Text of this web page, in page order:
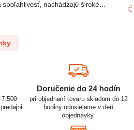
spoľahlivosť, nachádzajú široké
ich delenia, označovania a
k ich efektívnemu a bezpečnému
Doručenie do 24 hodín
pri objednaní tovaru skladom do 12
hodiny odosielame v deň
objednávky.